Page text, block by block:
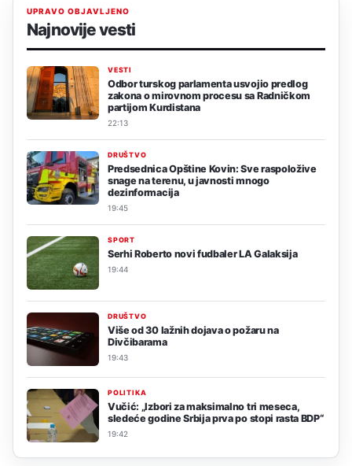
UPRAVO OBJAVLJENO
Najnovije vesti
VESTI
Odbor turskog parlamenta usvojio predlog
zakona o mirovnom procesu sa Radničkom
partijom Kurdistana
22:13
DRUŠTVO
Predsednica Opštine Kovin: Sve raspoložive
snage na terenu, u javnosti mnogo
dezinformacija
19:45
SPORT
Serhi Roberto novi fudbaler LA Galaksija
19:44
DRUŠTVO
Više od 30 lažnih dojava o požaru na
Divčibarama
19:43
POLITIKA
Vučić: „Izbori za maksimalno tri meseca,
sledeće godine Srbija prva po stopi rasta BDP“
19:42